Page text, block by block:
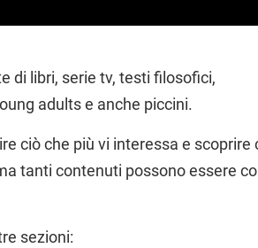
di libri, serie tv, testi filosofici,
adults e anche piccini.
ciò che più vi interessa e scoprire
tanti contenuti possono essere
sezioni: